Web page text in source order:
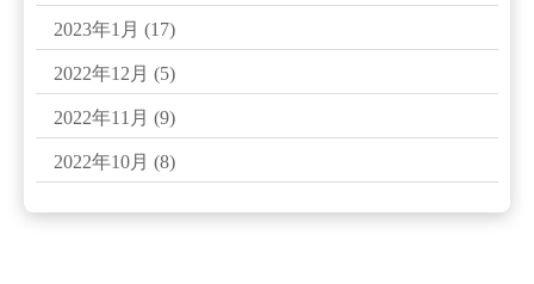
2023年1月 (17)
2022年12月 (5)
2022年11月 (9)
2022年10月 (8)